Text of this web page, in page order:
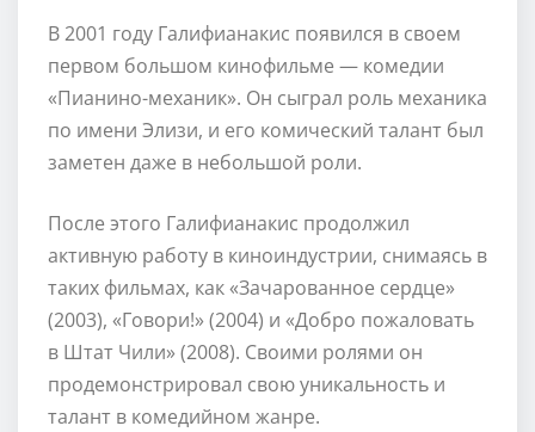
В 2001 году Галифианакис появился в своем
первом большом кинофильме — комедии
«Пианино-механик». Он сыграл роль механика
по имени Элизи, и его комический талант был
заметен даже в небольшой роли.
После этого Галифианакис продолжил
активную работу в киноиндустрии, снимаясь в
таких фильмах, как «Зачарованное сердце»
(2003), «Говори!» (2004) и «Добро пожаловать
в Штат Чили» (2008). Своими ролями он
продемонстрировал свою уникальность и
талант в комедийном жанре.